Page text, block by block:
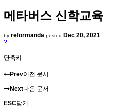
메타버스 신학교육
by reformanda posted Dec 20, 2021
?
단축키
Prev이전 문서
Next다음 문서
ESC닫기